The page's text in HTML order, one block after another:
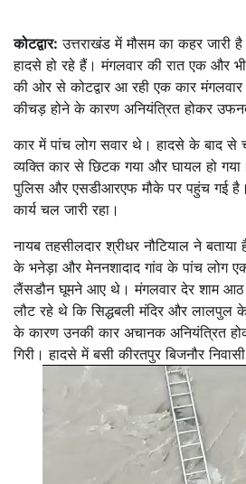
कोटद्वार: उत्तराखंड में मौसम का कहर जारी
हादसे हो रहे हैं। मंगलवार की रात एक और
की ओर से कोटद्वार आ रही एक कार
कीचड़ होने के कारण अनियंत्रित होकर
कार में पांच लोग सवार थे। हादसे के बाद से
व्यक्ति कार से छिटक गया और घायल हो
पुलिस और एसडीआरएफ मौके पर पहुंच गई
कार्य चल जारी रहा।
नायब तहसीलदार श्रीधर नौटियाल ने
के भनेड़ा और मेननशादाद गांव के पांच लोग
लैंसडौन घूमने आए थे। मंगलवार देर शाम आठ
लौट रहे थे कि सिद्धबली मंदिर और
के कारण उनकी कार अचानक अनियंत्रित
गिरी। हादसे में बसी कीरतपुर बिजनौर